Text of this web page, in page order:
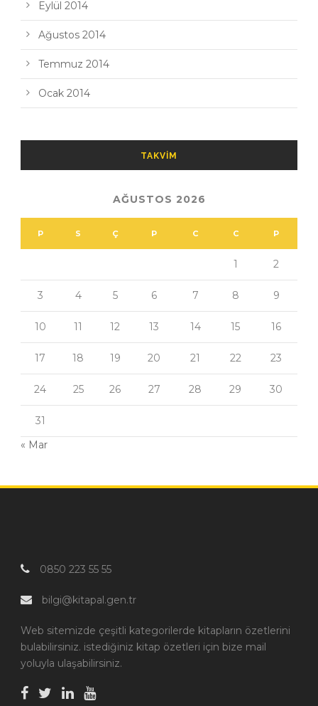
Eylül 2014
Ağustos 2014
Temmuz 2014
Ocak 2014
TAKVIM
AĞUSTOS 2026
P S Ç P C C P
1 2
3 4 5 6 7 8 9
10 11 12 13 14 15 16
17 18 19 20 21 22 23
24 25 26 27 28 29 30
31
« Mar
0850 223 55 55
bilgi@kitapal.gen.tr
Web sitemizde çeşitli kategorilerde kitapların özetlerini
bulabilirsiniz. istediğiniz kitap özetleri için bize mail
yoluyla ulaşabilirsiniz.